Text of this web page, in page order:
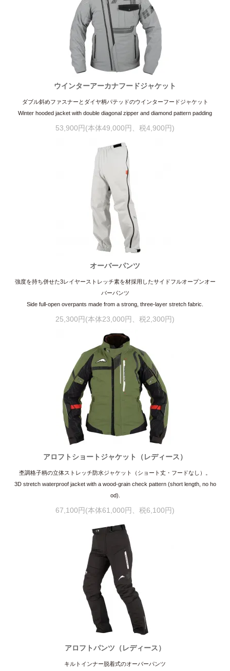
ウインターアーカナフードジャケット
ダブル斜めファスナーとダイヤ柄パテッドのウインターフードジャケット
Winter hooded jacket with double diagonal zipper and diamond pattern padding
53,900円(本体49,000円、税4,900円)
オーバーパンツ
強度を持ち併せた3レイヤーストレッチ素を材採用したサイドフルオープンオー
バーパンツ
Side full-open overpants made from a strong, three-layer stretch fabric.
25,300円(本体23,000円、税2,300円)
アロフトショートジャケット（レディース）
杢調格子柄の立体ストレッチ防水ジャケット（ショート丈・フードなし）。
3D stretch waterproof jacket with a wood-grain check pattern (short length, no ho
od).
67,100円(本体61,000円、税6,100円)
アロフトパンツ（レディース）
キルトインナー脱着式のオーバーパンツ